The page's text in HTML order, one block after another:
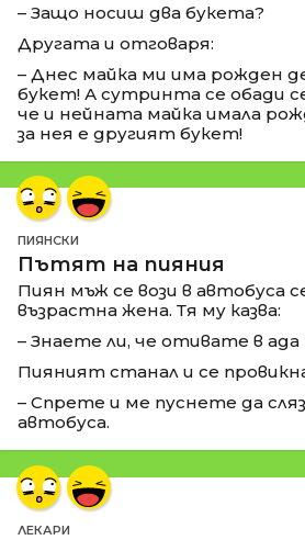
– Защо носиш два букета?
Другата и отговаря:
– Днес майка ми има рожден
букет! А сутринта се обади
че и нейната майка имала
за нея е другият букет!
ПИЯНСКИ
Пътят на пияния
Пиян мъж се вози в автобуса
възрастна жена. Тя му казва:
– Знаете ли, че отивате в ада
Пияният станал и се
– Спрете и ме пуснете да
автобуса.
ЛЕКАРИ